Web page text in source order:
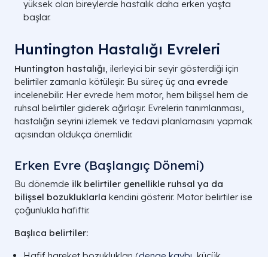
yüksek olan bireylerde hastalık daha erken yaşta
başlar.
Huntington Hastalığı Evreleri
Huntington hastalığı, ilerleyici bir seyir gösterdiği için
belirtiler zamanla kötüleşir. Bu süreç üç ana evrede
incelenebilir. Her evrede hem motor, hem bilişsel hem de
ruhsal belirtiler giderek ağırlaşır. Evrelerin tanımlanması,
hastalığın seyrini izlemek ve tedavi planlamasını yapmak
açısından oldukça önemlidir.
Erken Evre (Başlangıç Dönemi)
Bu dönemde ilk belirtiler genellikle ruhsal ya da
bilişsel bozukluklarla kendini gösterir. Motor belirtiler ise
çoğunlukla hafiftir.
Başlıca belirtiler: